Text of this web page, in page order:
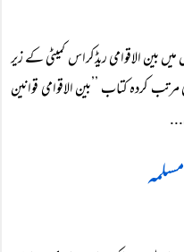
ہوٹل میں بین الاقوامی ریڈکراس کمیٹی کے زیر
کردہ کتاب ’’بین الاقوامی قوانین